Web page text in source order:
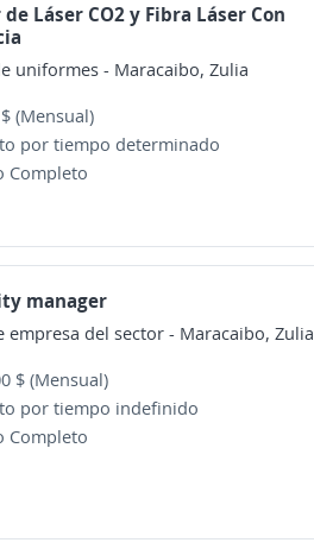
Láser CO2 y Fibra Láser Con
uniformes - Maracaibo, Zulia
(Mensual)
por tiempo determinado
Completo
manager
empresa del sector - Maracaibo, Zulia
$ (Mensual)
por tiempo indefinido
Completo